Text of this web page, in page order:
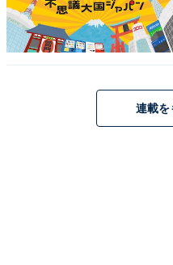
連載を